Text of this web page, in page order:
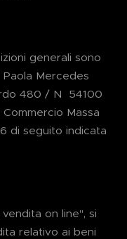
generali sono
Mercedes
480 / N 54100
Massa
di seguito indicata
on line", si
relativo ai beni